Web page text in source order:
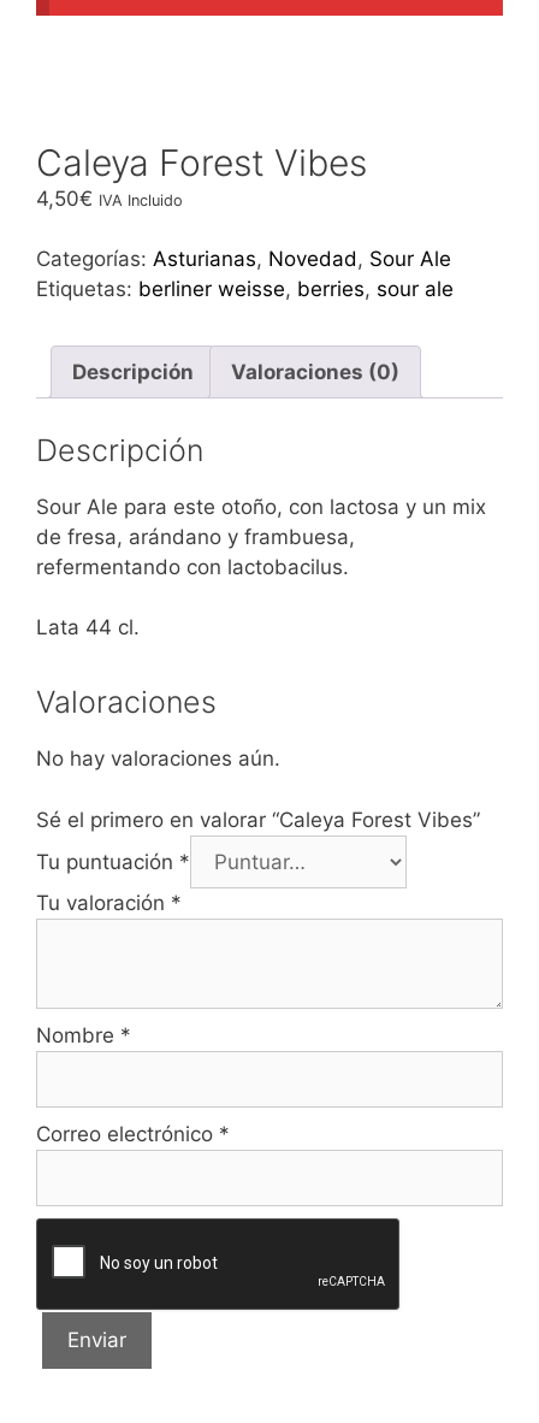
Caleya Forest Vibes
4,50€ IVA Incluido
Categorías: Asturianas, Novedad, Sour Ale
Etiquetas: berliner weisse, berries, sour ale
Descripción Valoraciones (0)
Descripción
Sour Ale para este otoño, con lactosa y un mix
de fresa, arándano y frambuesa,
refermentando con lactobacilus.
Lata 44 cl.
Valoraciones
No hay valoraciones aún.
Sé el primero en valorar “Caleya Forest Vibes”
Tu puntuación *
Tu valoración *
Nombre *
Correo electrónico *